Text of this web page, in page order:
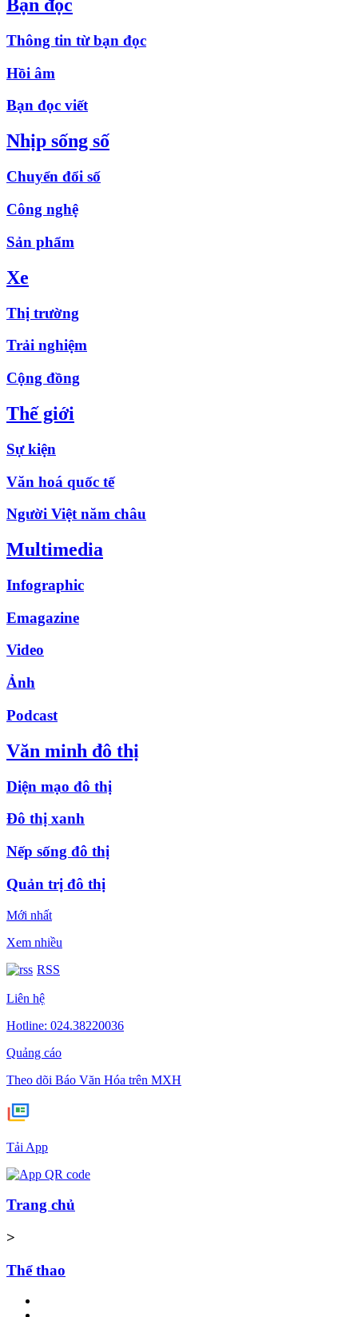
Bạn đọc
Thông tin từ bạn đọc
Hồi âm
Bạn đọc viết
Nhịp sống số
Chuyển đổi số
Công nghệ
Sản phẩm
Xe
Thị trường
Trải nghiệm
Cộng đồng
Thế giới
Sự kiện
Văn hoá quốc tế
Người Việt năm châu
Multimedia
Infographic
Emagazine
Video
Ảnh
Podcast
Văn minh đô thị
Diện mạo đô thị
Đô thị xanh
Nếp sống đô thị
Quản trị đô thị
Mới nhất
Xem nhiều
RSS
Liên hệ
Hotline: 024.38220036
Quảng cáo
Theo dõi Báo Văn Hóa trên MXH
Tải App
Trang chủ
>
Thể thao